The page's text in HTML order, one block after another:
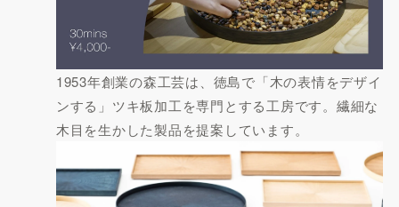
1953年創業の森工芸は、徳島で「木の表情をデザイ
ンする」ツキ板加工を専門とする工房です。繊細な
木目を生かした製品を提案しています。